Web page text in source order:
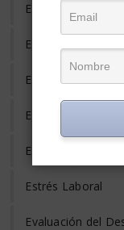
Empleo Informal
Empleo Temporal
Emprendedores
Entrevista de
Equilibrio Vida y
Estrés Laboral
Evaluación del